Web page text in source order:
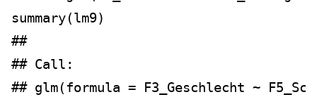
summary(lm9)
##
## Call:
## glm(formula = F3_Geschlecht ~